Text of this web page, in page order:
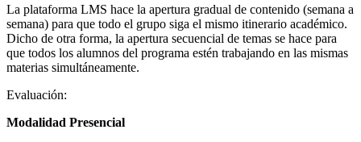
La plataforma LMS hace la apertura gradual de contenido (semana a
semana) para que todo el grupo siga el mismo itinerario académico.
Dicho de otra forma, la apertura secuencial de temas se hace para
que todos los alumnos del programa estén trabajando en las mismas
materias simultáneamente.
Evaluación:
Modalidad Presencial